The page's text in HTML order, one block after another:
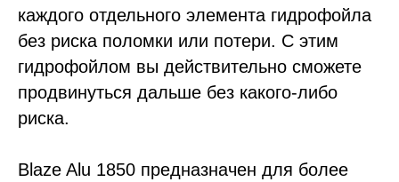
каждого отдельного элемента гидрофойла
без риска поломки или потери. С этим
гидрофойлом вы действительно сможете
продвинуться дальше без какого-либо
риска.
Blaze Alu 1850 предназначен для более